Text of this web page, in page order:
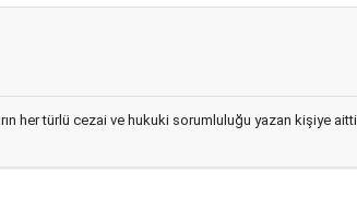
her türlü cezai ve hukuki sorumluluğu yazan kişiye